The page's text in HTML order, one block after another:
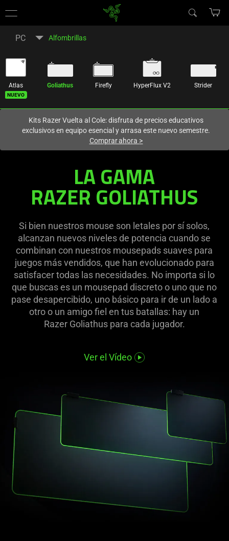
En este momento estás en el sitio de
PC Alfombrillas
Atlas
Nuevo
Goliathus Firefly HyperFlux V2 Strider
Kits Razer Vuelta al Cole: disfruta de precios educativos
exclusivos en equipo esencial y arrasa este nuevo semestre.
Comprar ahora >
LA GAMA
RAZER GOLIATHUS
Si bien nuestros mouse son letales por sí solos,
alcanzan nuevos niveles de potencia cuando se
combinan con nuestros mousepads suaves para
juegos más vendidos, que han evolucionado para
satisfacer todas las necesidades. No importa si lo
que buscas es un mousepad discreto o uno que no
pase desapercibido, uno básico para ir de un lado a
otro o un amigo fiel en tus batallas: hay un
Razer Goliathus para cada jugador.
Ver el Vídeo